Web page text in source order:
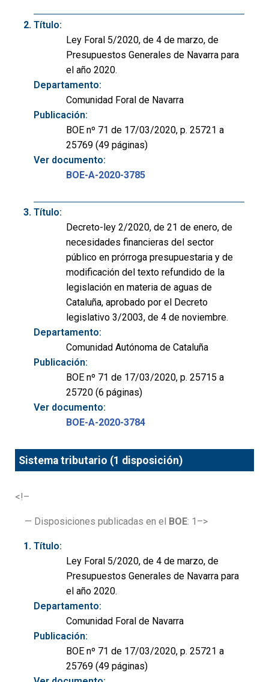
Título:
Ley Foral 5/2020, de 4 de marzo, de
Presupuestos Generales de Navarra para
el año 2020.
Departamento:
Comunidad Foral de Navarra
Publicación:
BOE nº 71 de 17/03/2020, p. 25721 a
25769 (49 páginas)
Ver documento:
BOE-A-2020-3785
Título:
Decreto-ley 2/2020, de 21 de enero, de
necesidades financieras del sector
público en prórroga presupuestaria y de
modificación del texto refundido de la
legislación en materia de aguas de
Cataluña, aprobado por el Decreto
legislativo 3/2003, de 4 de noviembre.
Departamento:
Comunidad Autónoma de Cataluña
Publicación:
BOE nº 71 de 17/03/2020, p. 25715 a
25720 (6 páginas)
Ver documento:
BOE-A-2020-3784
Sistema tributario (1 disposición)
<!–
— Disposiciones publicadas en el BOE: 1–>
Título:
Ley Foral 5/2020, de 4 de marzo, de
Presupuestos Generales de Navarra para
el año 2020.
Departamento:
Comunidad Foral de Navarra
Publicación:
BOE nº 71 de 17/03/2020, p. 25721 a
25769 (49 páginas)